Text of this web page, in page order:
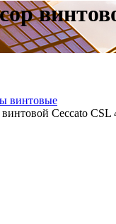
винтовые
Ceccato CSL